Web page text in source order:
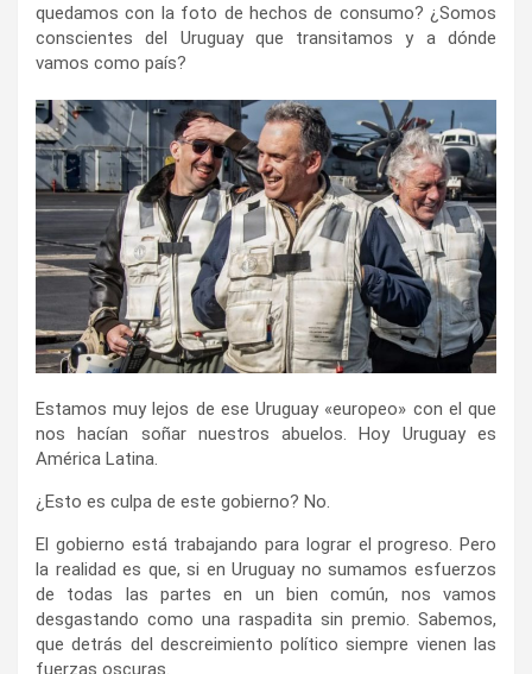
quedamos con la foto de hechos de consumo? ¿Somos
conscientes del Uruguay que transitamos y a dónde
vamos como país?
​Estamos muy lejos de ese Uruguay «europeo» con el que
nos hacían soñar nuestros abuelos. Hoy Uruguay es
América Latina.
​¿Esto es culpa de este gobierno? No.
​El gobierno está trabajando para lograr el progreso. Pero
la realidad es que, si en Uruguay no sumamos esfuerzos
de todas las partes en un bien común, nos vamos
desgastando como una raspadita sin premio. Sabemos,
que detrás del descreimiento político siempre vienen las
fuerzas oscuras.